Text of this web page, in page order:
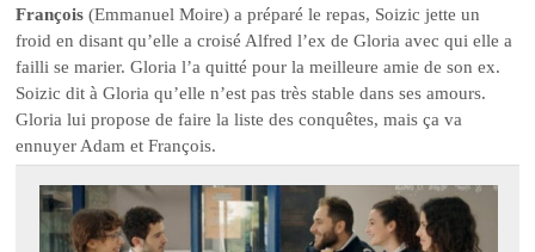
François (Emmanuel Moire) a préparé le repas, Soizic jette un
froid en disant qu’elle a croisé Alfred l’ex de Gloria avec qui elle a
failli se marier. Gloria l’a quitté pour la meilleure amie de son ex.
Soizic dit à Gloria qu’elle n’est pas très stable dans ses amours.
Gloria lui propose de faire la liste des conquêtes, mais ça va
ennuyer Adam et François.